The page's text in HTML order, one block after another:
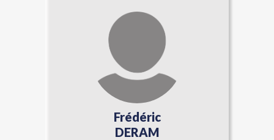
Frédéric
DERAM